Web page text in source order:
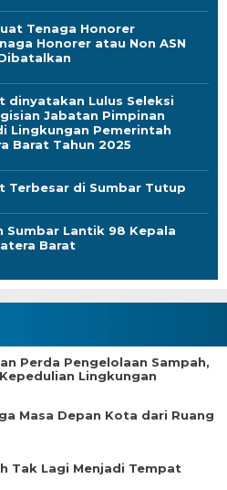
Tenaga Honorer
Honorer atau Non ASN
dinyatakan Lulus Seleksi
Jabatan Pimpinan
Lingkungan Pemerintah
Barat Tahun 2025
Terbesar di Sumbar Tutup
Sumbar Lantik 98 Kepala
Barat
Perda Pengelolaan Sampah,
Lingkungan
Masa Depan Kota dari Ruang
Tak Lagi Menjadi Tempat